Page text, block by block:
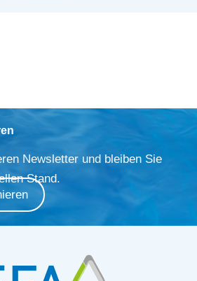
Newsletter und bleiben Sie
Stand.